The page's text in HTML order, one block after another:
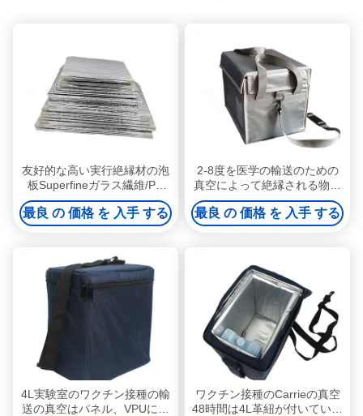
友好的な高い実行絶縁材の泡
板Superfineガラス繊維/PU
Eco
最良 の 価格 を 入手 する
2-8度を医学の輸送のための
真空によって絶縁される物質
的なクーラー箱72時間の保っ
て下さい
最良 の 価格 を 入手 する
4L実験室のワクチン接種の輸
送の真空はパネル、VPUによ
ワクチン接種のCarrieの真空
48時間は4L革紐が付いている